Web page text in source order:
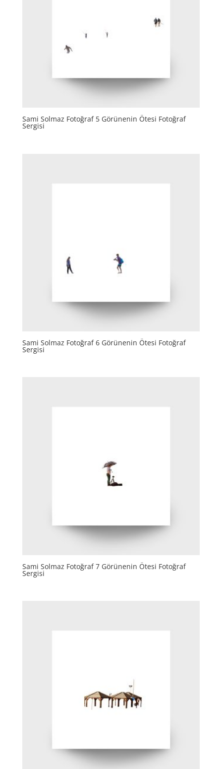
Sami Solmaz Fotoğraf 5 Görünenin Ötesi Fotoğraf
Sergisi
Sami Solmaz Fotoğraf 6 Görünenin Ötesi Fotoğraf
Sergisi
Sami Solmaz Fotoğraf 7 Görünenin Ötesi Fotoğraf
Sergisi